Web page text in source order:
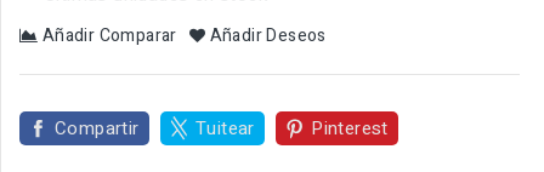
Añadir Comparar Añadir Deseos
Compartir Tuitear Pinterest